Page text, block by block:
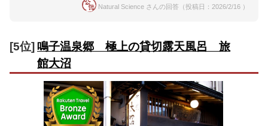
Natural Science さんの回答（投稿日：2026/2/16 ）
[5位]鳴子温泉郷 極上の貸切露天風呂 旅
館大沼